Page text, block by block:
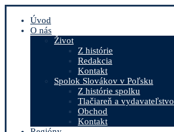
Úvod
O nás
Život
Z histórie
Redakcia
Kontakt
Spolok Slovákov v Poľsku
Z histórie spolku
Tlačiareň a vydavateľstvo
Obchod
Kontakt